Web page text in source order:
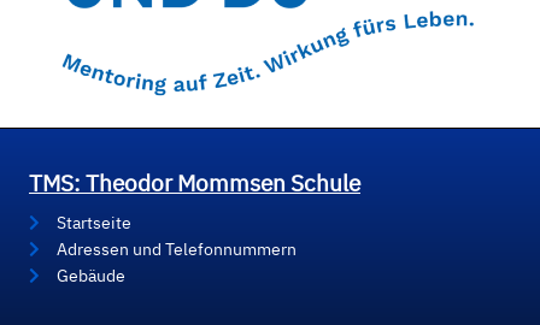
TMS: Theodor Mommsen Schule
Startseite
Adressen und Telefonnummern
Gebäude